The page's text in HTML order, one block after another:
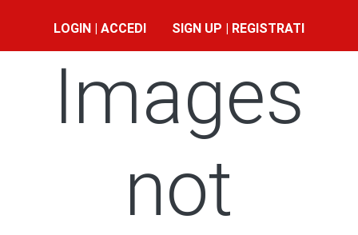
LOGIN | ACCEDI SIGN UP | REGISTRATI
Images
not